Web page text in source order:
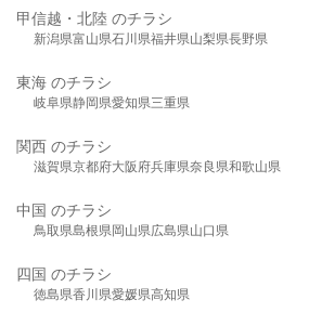
甲信越・北陸 のチラシ
新潟県富山県石川県福井県山梨県長野県
東海 のチラシ
岐阜県静岡県愛知県三重県
関西 のチラシ
滋賀県京都府大阪府兵庫県奈良県和歌山県
中国 のチラシ
鳥取県島根県岡山県広島県山口県
四国 のチラシ
徳島県香川県愛媛県高知県